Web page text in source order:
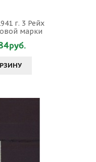
г. 3 Рейх
марки